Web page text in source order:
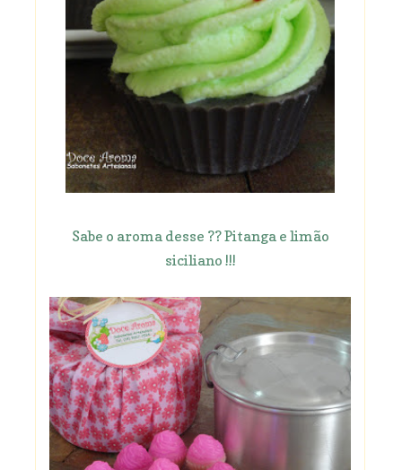
Sabe o aroma desse ?? Pitanga e limão
siciliano !!!